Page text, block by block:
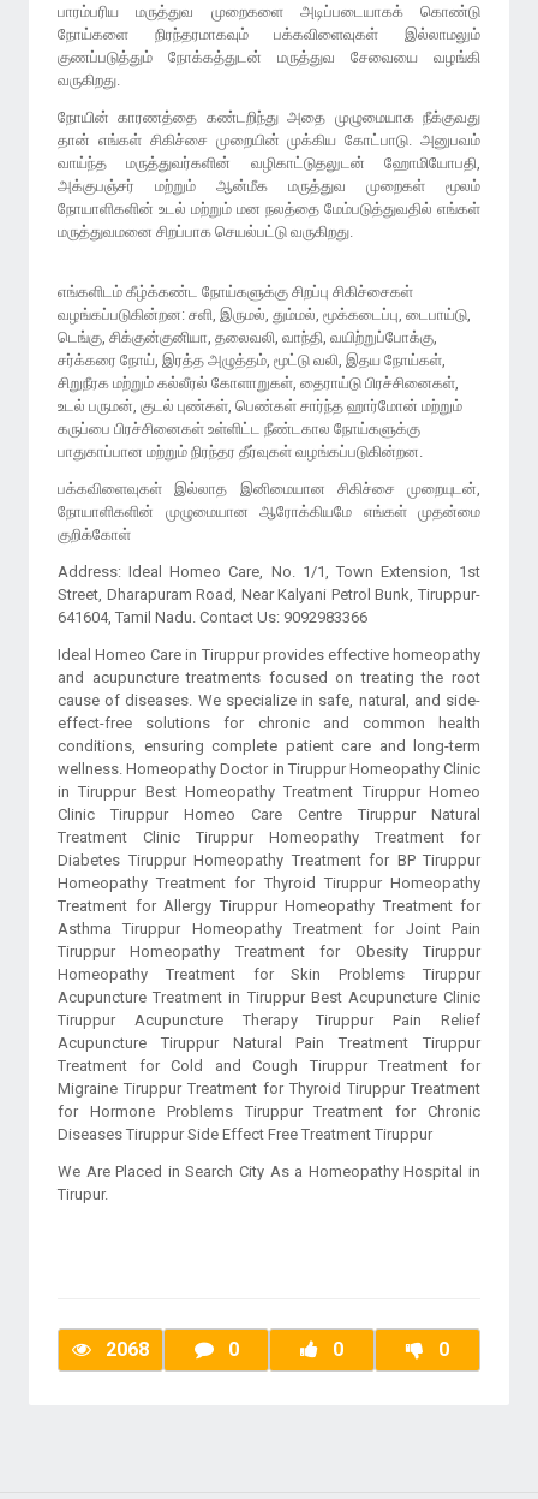
பாரம்பரிய மருத்துவ முறைகளை அடிப்படையாகக் கொண்டு
நோய்களை நிரந்தரமாகவும் பக்கவிளைவுகள் இல்லாமலும்
குணப்படுத்தும் நோக்கத்துடன் மருத்துவ சேவையை வழங்கி
வருகிறது.
நோயின் காரணத்தை கண்டறிந்து அதை முழுமையாக நீக்குவது
தான் எங்கள் சிகிச்சை முறையின் முக்கிய கோட்பாடு. அனுபவம்
வாய்ந்த மருத்துவர்களின் வழிகாட்டுதலுடன் ஹோமியோபதி,
அக்குபஞ்சர் மற்றும் ஆன்மீக மருத்துவ முறைகள் மூலம்
நோயாளிகளின் உடல் மற்றும் மன நலத்தை மேம்படுத்துவதில் எங்கள்
மருத்துவமனை சிறப்பாக செயல்பட்டு வருகிறது.
எங்களிடம் கீழ்க்கண்ட நோய்களுக்கு சிறப்பு சிகிச்சைகள்
வழங்கப்படுகின்றன: சளி, இருமல், தும்மல், மூக்கடைப்பு, டைபாய்டு,
டெங்கு, சிக்குன்குனியா, தலைவலி, வாந்தி, வயிற்றுப்போக்கு,
சர்க்கரை நோய், இரத்த அழுத்தம், மூட்டு வலி, இதய நோய்கள்,
சிறுநீரக மற்றும் கல்லீரல் கோளாறுகள், தைராய்டு பிரச்சினைகள்,
உடல் பருமன், குடல் புண்கள், பெண்கள் சார்ந்த ஹார்மோன் மற்றும்
கருப்பை பிரச்சினைகள் உள்ளிட்ட நீண்டகால நோய்களுக்கு
பக்கவிளைவுகள் இல்லாத இனிமையான சிகிச்சை முறையுடன்,
நோயாளிகளின் முழுமையான ஆரோக்கியமே எங்கள் முதன்மை
குறிக்கோள்
Address: Ideal Homeo Care, No. 1/1, Town Extension, 1st
Street, Dharapuram Road, Near Kalyani Petrol Bunk, Tiruppur-
641604, Tamil Nadu. Contact Us: 9092983366
Ideal Homeo Care in Tiruppur provides effective homeopathy
and acupuncture treatments focused on treating the root
cause of diseases. We specialize in safe, natural, and side-
effect-free solutions for chronic and common health
conditions, ensuring complete patient care and long-term
wellness. Homeopathy Doctor in Tiruppur Homeopathy Clinic
in Tiruppur Best Homeopathy Treatment Tiruppur Homeo
Clinic Tiruppur Homeo Care Centre Tiruppur Natural
Treatment Clinic Tiruppur Homeopathy Treatment for
Diabetes Tiruppur Homeopathy Treatment for BP Tiruppur
Homeopathy Treatment for Thyroid Tiruppur Homeopathy
Treatment for Allergy Tiruppur Homeopathy Treatment for
Asthma Tiruppur Homeopathy Treatment for Joint Pain
Tiruppur Homeopathy Treatment for Obesity Tiruppur
Homeopathy Treatment for Skin Problems Tiruppur
Acupuncture Treatment in Tiruppur Best Acupuncture Clinic
Tiruppur Acupuncture Therapy Tiruppur Pain Relief
Acupuncture Tiruppur Natural Pain Treatment Tiruppur
Treatment for Cold and Cough Tiruppur Treatment for
Migraine Tiruppur Treatment for Thyroid Tiruppur Treatment
for Hormone Problems Tiruppur Treatment for Chronic
Diseases Tiruppur Side Effect Free Treatment Tiruppur
We Are Placed in Search City As a Homeopathy Hospital in
Tirupur.
2068 0 0 0